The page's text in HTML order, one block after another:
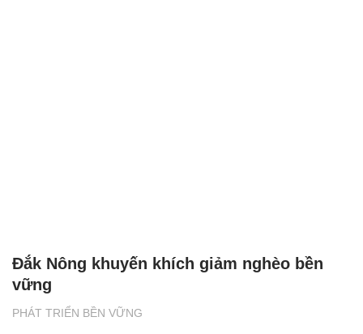
PHÁT TRIỂN BỀN VỮNG
Đắk Nông khuyến khích giảm nghèo bền
vững